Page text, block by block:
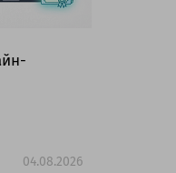
04.08.2026